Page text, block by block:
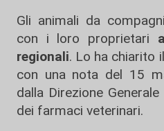
Gli animali da
con i loro proprietari
regionali. Lo ha chiarito
con una nota del 15
dalla Direzione
dei farmaci veterinari.